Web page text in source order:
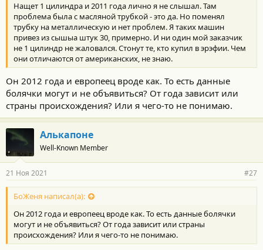
Нащет 1 цилиндра и 2011 года лично я не слышал. Там
проблема была с масляной трубкой - это да. Но поменял
трубку на металлическую и нет проблем. Я таких машин
привез из сышыа штук 30, примерно. И ни один мой заказчик
не 1 цилиндр не жаловался. Стонут те, кто купил в эрэфии. Чем
они отличаются от американских, не знаю.
Он 2012 года и европеец вроде как. То есть данные
болячки могут и не объявиться? От года зависит или
страны происхождения? Или я чего-то не понимаю.
Алькапоне
Well-Known Member
21 Ноя 2021 #27
БоЖеня написал(а):
Он 2012 года и европеец вроде как. То есть данные болячки
могут и не объявиться? От года зависит или страны
происхождения? Или я чего-то не понимаю.